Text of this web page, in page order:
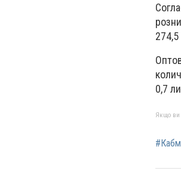
0,7
Якщо ви